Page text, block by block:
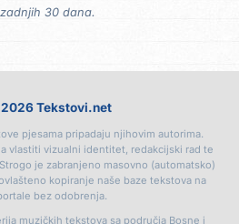
Tamburaši
Roma, nikad doma
mladost prođe 07.08
kapi 07.08
grudima
mačka do mene 6 401
6 395
30 dana.
Tekstovi.net
pjesama pripadaju njihovim autorima.
vlastiti vizualni identitet, redakcijski rad te
je zabranjeno masovno (automatsko)
kopiranje naše baze tekstova na
bez odobrenja.
muzičkih tekstova sa područja Bosne i